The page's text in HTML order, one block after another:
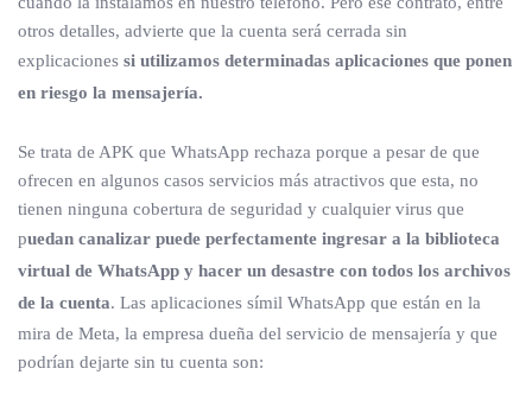
otros detalles, advierte que la cuenta será cerrada sin
explicaciones si utilizamos determinadas aplicaciones que ponen
en riesgo la mensajería.
Se trata de APK que WhatsApp rechaza porque a pesar de que
ofrecen en algunos casos servicios más atractivos que esta, no
tienen ninguna cobertura de seguridad y cualquier virus que
puedan canalizar puede perfectamente ingresar a la biblioteca
virtual de WhatsApp y hacer un desastre con todos los archivos
de la cuenta. Las aplicaciones símil WhatsApp que están en la
mira de Meta, la empresa dueña del servicio de mensajería y que
podrían dejarte sin tu cuenta son: